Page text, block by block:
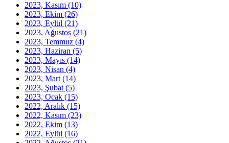
2023, Kasım (10)
2023, Ekim (26)
2023, Eylül (21)
2023, Ağustos (21)
2023, Temmuz (4)
2023, Haziran (5)
2023, Mayıs (14)
2023, Nisan (4)
2023, Mart (14)
2023, Şubat (5)
2023, Ocak (15)
2022, Aralık (15)
2022, Kasım (23)
2022, Ekim (13)
2022, Eylül (16)